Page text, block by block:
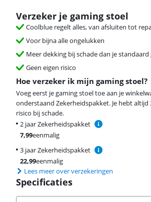
Verzeker je gaming stoel
Coolblue regelt alles, van afsluiten tot
Voor bijna alle ongelukken
Meer dekking bij schade dan je
Geen eigen risico
Hoe verzeker ik mijn gaming stoel?
Voeg eerst je gaming stoel toe aan je
onderstaand Zekerheidspakket. Je hebt
risico bij schade.
2 jaar Zekerheidspakket
7,99eenmalig
3 jaar Zekerheidspakket
22,99eenmalig
Lees meer over verzekeringen
Specificaties